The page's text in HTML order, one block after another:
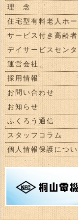
理 念
住宅型有料老人ホ
サービス付き高齢
デイサービスセン
運営会社
採用情報
お問い合わせ
お知らせ
ふくろう通信
スタッフコラム
個人情報保護につい